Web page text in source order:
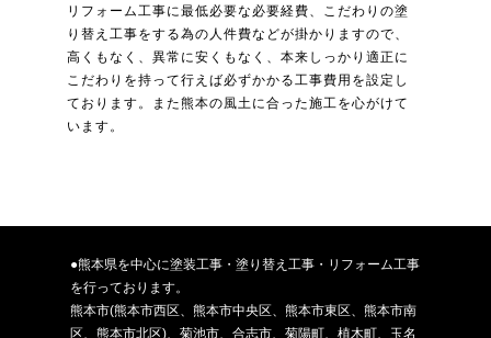
リフォーム工事に最低必要な必要経費、こだわりの塗
り替え工事をする為の人件費などが掛かりますので、
高くもなく、異常に安くもなく、本来しっかり適正に
こだわりを持って行えば必ずかかる工事費用を設定し
ております。また熊本の風土に合った施工を心がけて
います。
●熊本県を中心に塗装工事・塗り替え工事・リフォーム工事
を行っております。
熊本市(熊本市西区、熊本市中央区、熊本市東区、熊本市南
区、熊本市北区)、菊池市、合志市、菊陽町、植木町、玉名